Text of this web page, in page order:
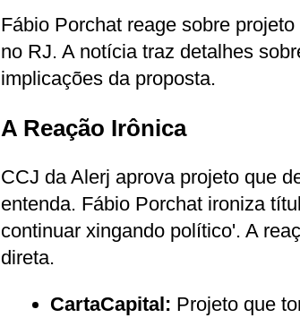
Fábio Porchat reage sobre
no RJ. A notícia traz detalhes
implicações da proposta.
A Reação Irônica
CCJ da Alerj aprova projeto que
entenda. Fábio Porchat ironiza
continuar xingando político'. A
direta.
CartaCapital: Projeto que